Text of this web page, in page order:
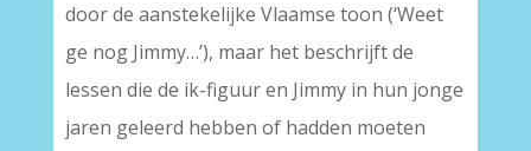
door de aanstekelijke Vlaamse toon (‘Weet
ge nog Jimmy…’), maar het beschrijft de
lessen die de ik-figuur en Jimmy in hun jonge
jaren geleerd hebben of hadden moeten